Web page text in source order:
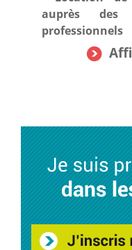
auprès
professionnels